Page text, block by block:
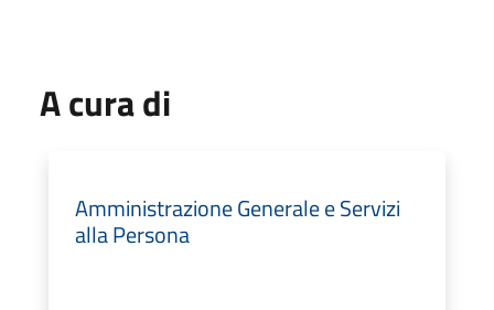
A cura di
Amministrazione Generale e Servizi
alla Persona